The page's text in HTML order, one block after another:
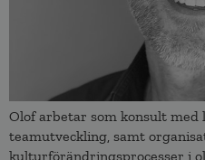
Olof arbetar som konsult med
teamutveckling, samt
kulturförändringsprocesser i